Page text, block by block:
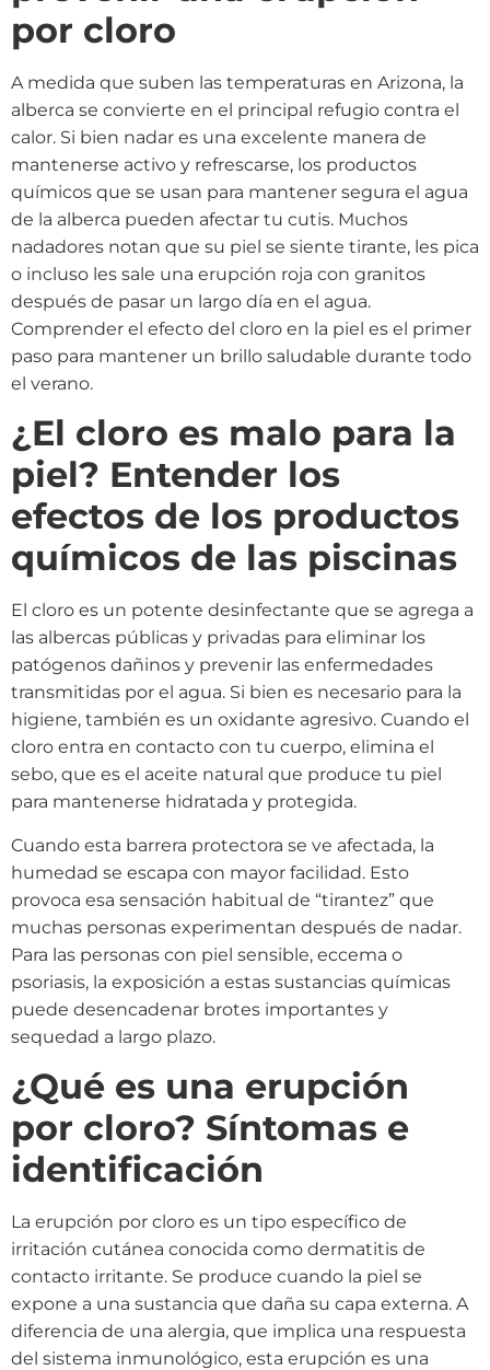
por cloro
A medida que suben las temperaturas en Arizona, la
alberca se convierte en el principal refugio contra el
calor. Si bien nadar es una excelente manera de
mantenerse activo y refrescarse, los productos
químicos que se usan para mantener segura el agua
de la alberca pueden afectar tu cutis. Muchos
nadadores notan que su piel se siente tirante, les pica
o incluso les sale una erupción roja con granitos
después de pasar un largo día en el agua.
Comprender el efecto del cloro en la piel es el primer
paso para mantener un brillo saludable durante todo
el verano.
¿El cloro es malo para la
piel? Entender los
efectos de los productos
químicos de las piscinas
El cloro es un potente desinfectante que se agrega a
las albercas públicas y privadas para eliminar los
patógenos dañinos y prevenir las enfermedades
transmitidas por el agua. Si bien es necesario para la
higiene, también es un oxidante agresivo. Cuando el
cloro entra en contacto con tu cuerpo, elimina el
sebo, que es el aceite natural que produce tu piel
para mantenerse hidratada y protegida.
Cuando esta barrera protectora se ve afectada, la
humedad se escapa con mayor facilidad. Esto
provoca esa sensación habitual de “tirantez” que
muchas personas experimentan después de nadar.
Para las personas con piel sensible, eccema o
psoriasis, la exposición a estas sustancias químicas
puede desencadenar brotes importantes y
sequedad a largo plazo.
¿Qué es una erupción
por cloro? Síntomas e
identificación
La erupción por cloro es un tipo específico de
irritación cutánea conocida como dermatitis de
contacto irritante. Se produce cuando la piel se
expone a una sustancia que daña su capa externa. A
diferencia de una alergia, que implica una respuesta
del sistema inmunológico, esta erupción es una